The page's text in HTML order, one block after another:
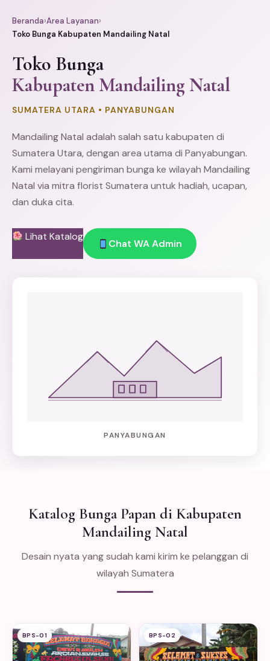
Beranda›Area Layanan›
Toko Bunga Kabupaten Mandailing Natal
Toko Bunga
Kabupaten Mandailing Natal
SUMATERA UTARA • PANYABUNGAN
Mandailing Natal adalah salah satu kabupaten di
Sumatera Utara, dengan area utama di Panyabungan.
Kami melayani pengiriman bunga ke wilayah Mandailing
Natal via mitra florist Sumatera untuk hadiah, ucapan,
dan duka cita.
Lihat Katalog
Chat WA Admin
PANYABUNGAN
Katalog Bunga Papan di Kabupaten
Mandailing Natal
Desain nyata yang sudah kami kirim ke pelanggan di
wilayah Sumatera
BPS-01 BPS-02